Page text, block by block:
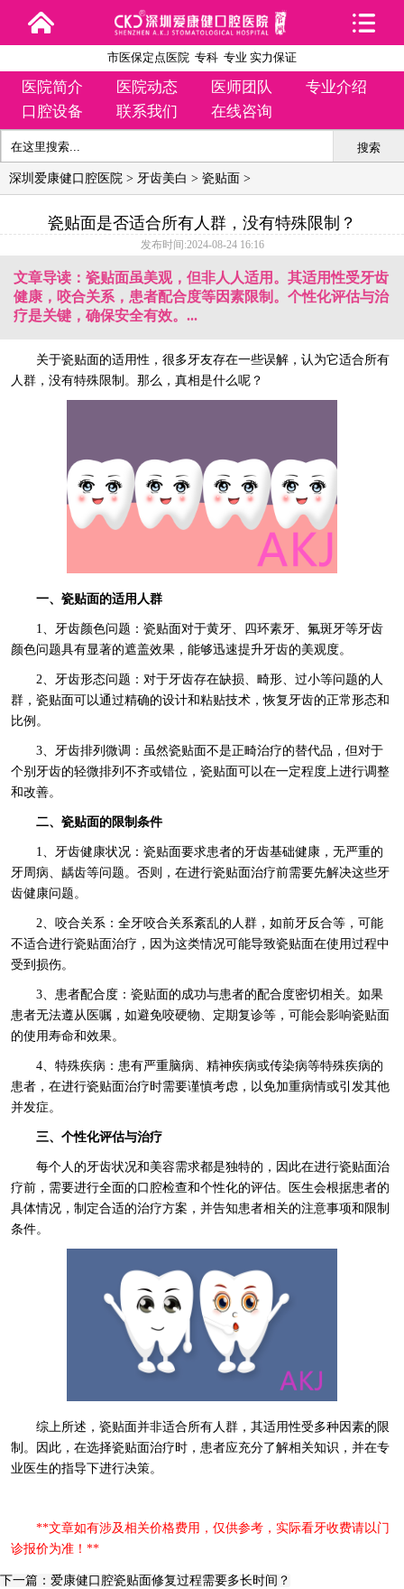
市医保定点医院 专科 专业 实力保证
医院简介 医院动态 医师团队
专业介绍
口腔设备
联系我们 在线咨询
搜索
深圳爱康健口腔医院 > 牙齿美白 > 瓷贴面 >
瓷贴面是否适合所有人群，没有特殊限制？
发布时间:2024-08-24 16:16
文章导读：瓷贴面虽美观，但非人人适用。其适用性受牙齿
健康，咬合关系，患者配合度等因素限制。个性化评估与治
疗是关键，确保安全有效。...
关于瓷贴面的适用性，很多牙友存在一些误解，认为它适合所有
人群，没有特殊限制。那么，真相是什么呢？
一、瓷贴面的适用人群
1、牙齿颜色问题：瓷贴面对于黄牙、四环素牙、氟斑牙等牙齿
颜色问题具有显著的遮盖效果，能够迅速提升牙齿的美观度。
2、牙齿形态问题：对于牙齿存在缺损、畸形、过小等问题的人
群，瓷贴面可以通过精确的设计和粘贴技术，恢复牙齿的正常形态和
比例。
3、牙齿排列微调：虽然瓷贴面不是正畸治疗的替代品，但对于
个别牙齿的轻微排列不齐或错位，瓷贴面可以在一定程度上进行调整
和改善。
二、瓷贴面的限制条件
1、牙齿健康状况：瓷贴面要求患者的牙齿基础健康，无严重的
牙周病、龋齿等问题。否则，在进行瓷贴面治疗前需要先解决这些牙
齿健康问题。
2、咬合关系：全牙咬合关系紊乱的人群，如前牙反合等，可能
不适合进行瓷贴面治疗，因为这类情况可能导致瓷贴面在使用过程中
受到损伤。
3、患者配合度：瓷贴面的成功与患者的配合度密切相关。如果
患者无法遵从医嘱，如避免咬硬物、定期复诊等，可能会影响瓷贴面
的使用寿命和效果。
4、特殊疾病：患有严重脑病、精神疾病或传染病等特殊疾病的
患者，在进行瓷贴面治疗时需要谨慎考虑，以免加重病情或引发其他
并发症。
三、个性化评估与治疗
每个人的牙齿状况和美容需求都是独特的，因此在进行瓷贴面治
疗前，需要进行全面的口腔检查和个性化的评估。医生会根据患者的
具体情况，制定合适的治疗方案，并告知患者相关的注意事项和限制
条件。
综上所述，瓷贴面并非适合所有人群，其适用性受多种因素的限
制。因此，在选择瓷贴面治疗时，患者应充分了解相关知识，并在专
业医生的指导下进行决策。
**文章如有涉及相关价格费用，仅供参考，实际看牙收费请以门
诊报价为准！**
下一篇：爱康健口腔瓷贴面修复过程需要多长时间？